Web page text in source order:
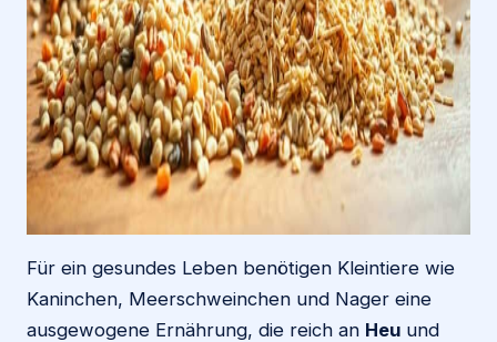
Für ein gesundes Leben benötigen Kleintiere wie
Kaninchen, Meerschweinchen und Nager eine
ausgewogene Ernährung, die reich an Heu und